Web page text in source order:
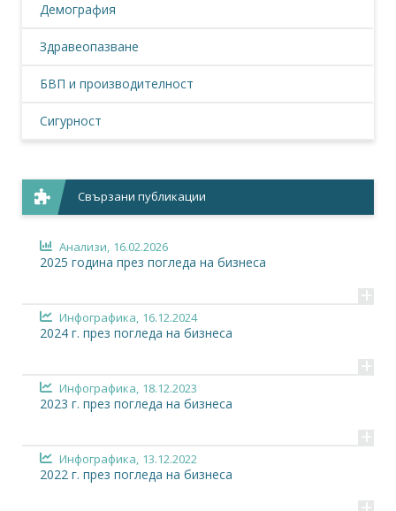
Демография
Здравеопазване
БВП и производителност
Сигурност
Свързани публикации
Анализи, 16.02.2026
2025 година през погледа на бизнеса
+
Инфографика, 16.12.2024
2024 г. през погледа на бизнеса
+
Инфографика, 18.12.2023
2023 г. през погледа на бизнеса
+
Инфографика, 13.12.2022
2022 г. през погледа на бизнеса